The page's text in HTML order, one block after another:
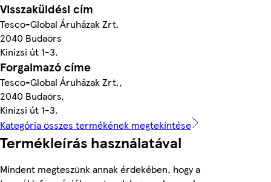
Visszaküldési cím
Tesco-Global Áruházak Zrt.
2040 Budaörs
Kinizsi út 1-3.
Forgalmazó címe
Tesco-Global Áruházak Zrt.,
2040 Budaörs,
Kinizsi út 1-3.
Kategória összes termékének megtekintése
Termékleírás használatával
Mindent megteszünk annak érdekében, hogy a